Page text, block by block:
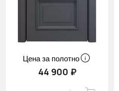
Цена за полотно
44 900 ₽